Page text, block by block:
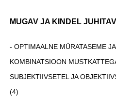
MUGAV JA KINDEL
- OPTIMAALNE MÜRATASEME
KOMBINATSIOON
SUBJEKTIIVSETEL JA
(4)